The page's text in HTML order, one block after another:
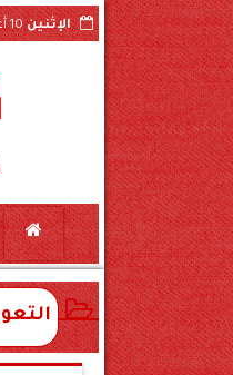
الإثنين10 أغسطس 2026
بالثانوي العام لـ245 درجة في